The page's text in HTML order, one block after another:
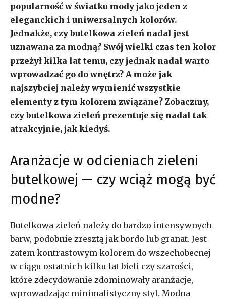
popularność w światku mody jako jeden z
eleganckich i uniwersalnych kolorów.
Jednakże, czy butelkowa zieleń nadal jest
uznawana za modną? Swój wielki czas ten kolor
przeżył kilka lat temu, czy jednak nadal warto
wprowadzać go do wnętrz? A może jak
najszybciej należy wymienić wszystkie
elementy z tym kolorem związane? Zobaczmy,
czy butelkowa zieleń prezentuje się nadal tak
atrakcyjnie, jak kiedyś.
Aranżacje w odcieniach zieleni
butelkowej — czy wciąż mogą być
modne?
Butelkowa zieleń należy do bardzo intensywnych
barw, podobnie zresztą jak bordo lub granat. Jest
zatem kontrastowym kolorem do wszechobecnej
w ciągu ostatnich kilku lat bieli czy szarości,
które zdecydowanie zdominowały aranżacje,
wprowadzając minimalistyczny styl. Modna